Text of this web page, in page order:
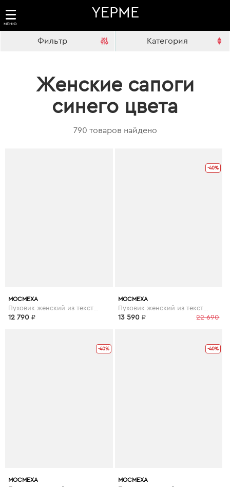
МЕНЮ
YEPME
Фильтр Категория
Женские сапоги
синего цвета
790 товаров найдено
МОСМЕХА
12 790 ₽
-40%
МОСМЕХА
Пуховик женский из текстиля с капюшоном, отделка чернобурка
22 690
13 590 ₽
-40%
МОСМЕХА
-40%
МОСМЕХА